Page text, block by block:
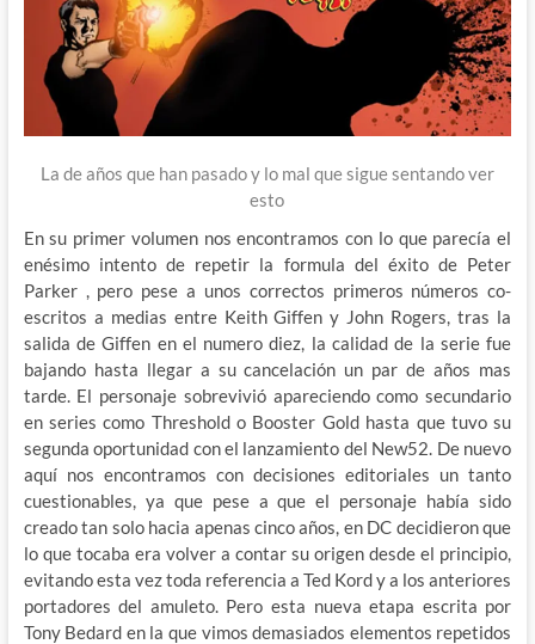
La de años que han pasado y lo mal que sigue sentando ver
esto
En su primer volumen nos encontramos con lo que parecía el
enésimo intento de repetir la formula del éxito de Peter
Parker , pero pese a unos correctos primeros números co-
escritos a medias entre Keith Giffen y John Rogers, tras la
salida de Giffen en el numero diez, la calidad de la serie fue
bajando hasta llegar a su cancelación un par de años mas
tarde. El personaje sobrevivió apareciendo como secundario
en series como Threshold o Booster Gold hasta que tuvo su
segunda oportunidad con el lanzamiento del New52. De nuevo
aquí nos encontramos con decisiones editoriales un tanto
cuestionables, ya que pese a que el personaje había sido
creado tan solo hacia apenas cinco años, en DC decidieron que
lo que tocaba era volver a contar su origen desde el principio,
evitando esta vez toda referencia a Ted Kord y a los anteriores
portadores del amuleto. Pero esta nueva etapa escrita por
Tony Bedard en la que vimos demasiados elementos repetidos